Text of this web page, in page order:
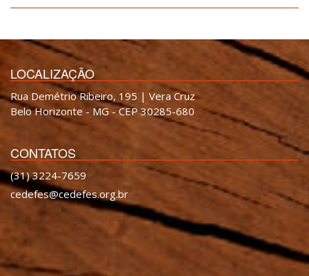
LOCALIZAÇÃO
Rua Demétrio Ribeiro, 195 | Vera Cruz
Belo Horizonte - MG - CEP 30285-680
CONTATOS
(31) 3224-7659
cedefes@cedefes.org.br